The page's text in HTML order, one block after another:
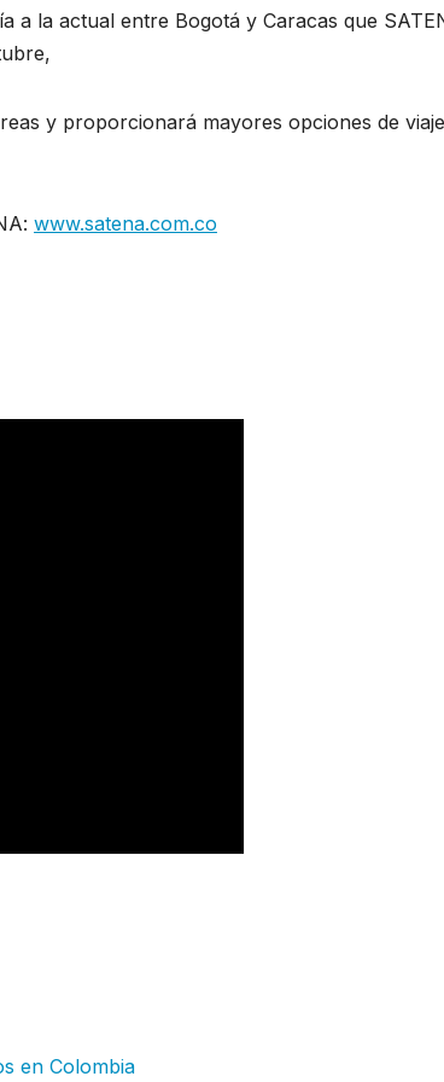
a la actual entre Bogotá y Caracas que
y proporcionará mayores opciones de
www.satena.com.co
en Colombia